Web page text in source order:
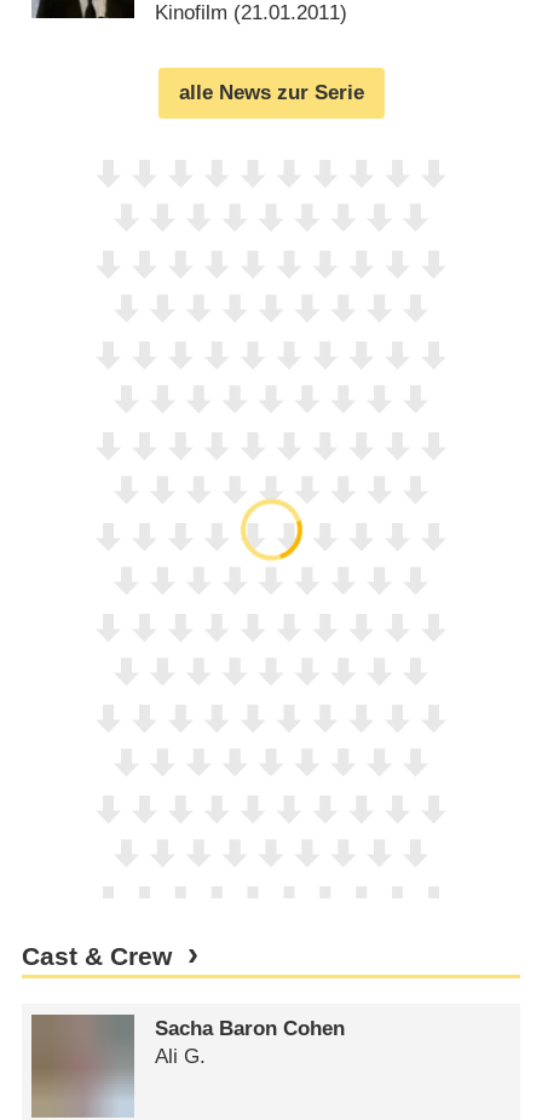
Kinofilm (21.01.2011)
alle News zur Serie
Cast & Crew
Sacha Baron Cohen
Ali G.